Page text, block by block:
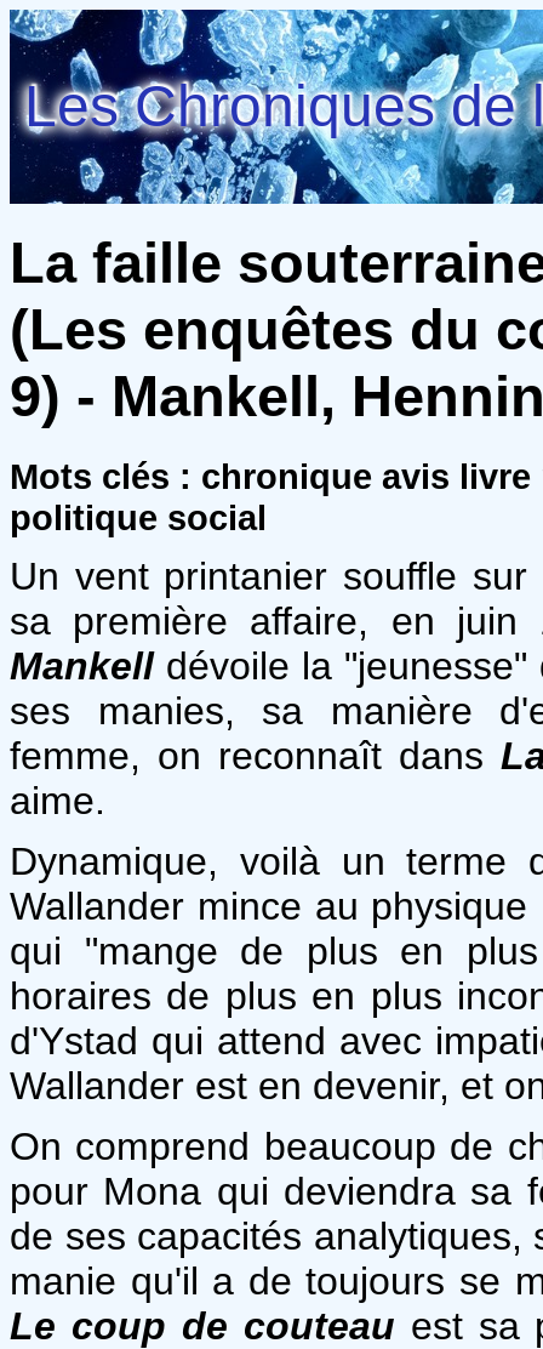
Les Chroniques de
La faille
(Les enquêtes du
9) - Mankell,
Mots clés : chronique avis
politique social
Un vent printanier souffle
sa première affaire, en
Mankelldévoile la "jeunesse"
ses manies, sa manière
femme, on reconnaît dans
aime.
Dynamique, voilà un terme
Wallander mince au
qui "mange de plus en
horaires de plus en plus
d'Ystad qui attend avec
Wallander est en devenir, et
On comprend beaucoup de
pour Mona qui deviendra sa
de ses capacités
manie qu'il a de toujours se
Le coup de couteau est sa